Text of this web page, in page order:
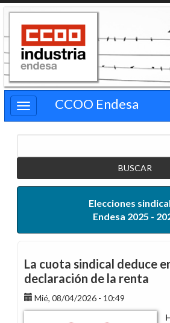
Pasar
contenido
principal
CCOO Endesa
Elecciones
Endesa 2025 -
La cuota sindical deduce
declaración de la renta
Mié, 08/04/2026 - 10:49